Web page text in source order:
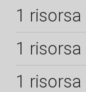
1 risorsa
1 risorsa
1 risorsa